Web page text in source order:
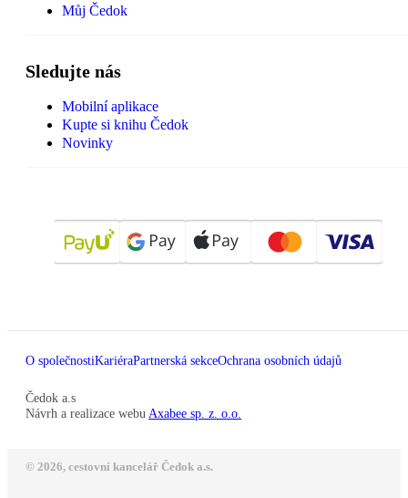
Můj Čedok
Sledujte nás
Mobilní aplikace
Kupte si knihu Čedok
Novinky
O společnostiKariéraPartnerská sekceOchrana osobních údajů
Čedok a.s
Návrh a realizace webu Axabee sp. z. o.o.
© 2026, cestovní kancelář Čedok a.s.